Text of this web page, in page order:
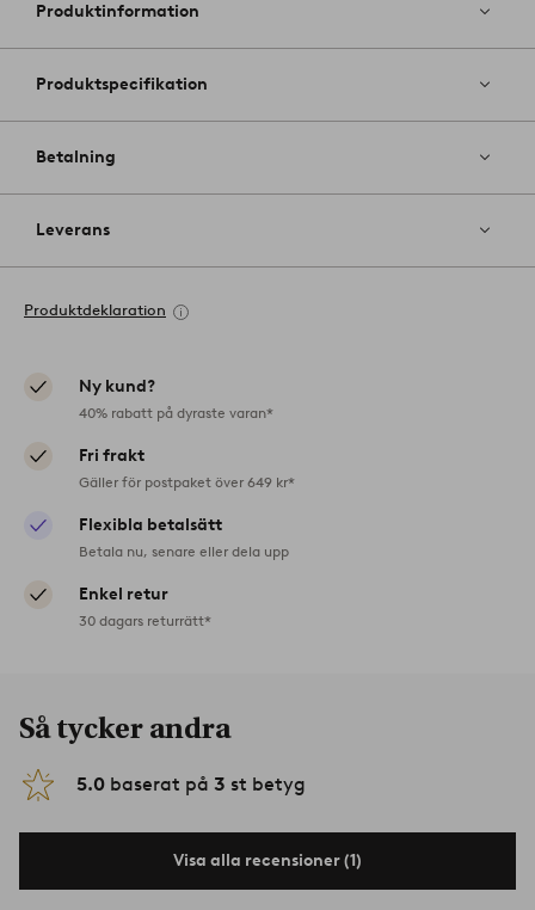
favoriter
Produktinformation
Produktspecifikation
Betalning
Leverans
Produktdeklaration
Ny kund?
40% rabatt på dyraste varan*
Fri frakt
Gäller för postpaket över 649 kr*
Flexibla betalsätt
Betala nu, senare eller dela upp
Enkel retur
30 dagars returrätt*
Så tycker andra
5.0 baserat på 3 st betyg
Visa alla recensioner (1)